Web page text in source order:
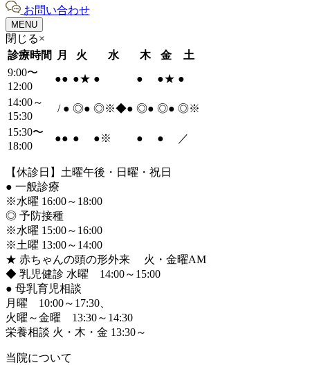
お問い合わせ
MENU
閉じる×
診療時間
月 火 水 木 金
土
9:00〜
12:00
●● ●★ ● ● ●★ ●
14:00～
15:30
/ ● ◎● ◎※◆● ◎● ◎● ◎※
15:30〜
18:00
●● ● ●※ ● ● ／
【休診日】土曜午後・日曜・祝日
● 一般診療
※水曜 16:00～18:00
◎ 予防接種
※水曜 15:00～16:00
※土曜 13:00～14:00
★ 赤ちゃんの頭の形外来 火・金曜AM
◆ 乳児健診 水曜 14:00～15:00
● 母乳育児相談
月曜 10:00～17:30、
火曜～金曜 13:30～14:30
栄養相談 火・木・金 13:30～
当院について